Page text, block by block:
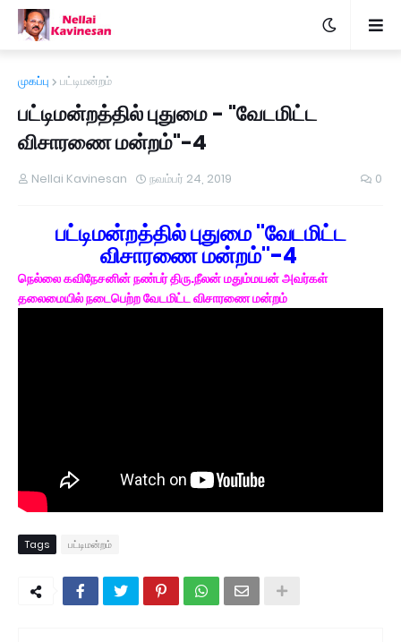
முகப்பு பட்டிமன்றம்
பட்டிமன்றத்தில் புதுமை - "வேடமிட்ட
விசாரணை மன்றம்"-4
Nellai Kavinesan நவம்பர் 24, 2019 0
பட்டிமன்றத்தில் புதுமை "வேடமிட்ட
விசாரணை மன்றம்"-4
நெல்லை கவிநேசனின் நண்பர் திரு.நீலன் மதும்மயன் அவர்கள்
தலைமையில் நடைபெற்ற வேடமிட்ட விசாரணை மன்றம்
Tags பட்டிமன்றம்